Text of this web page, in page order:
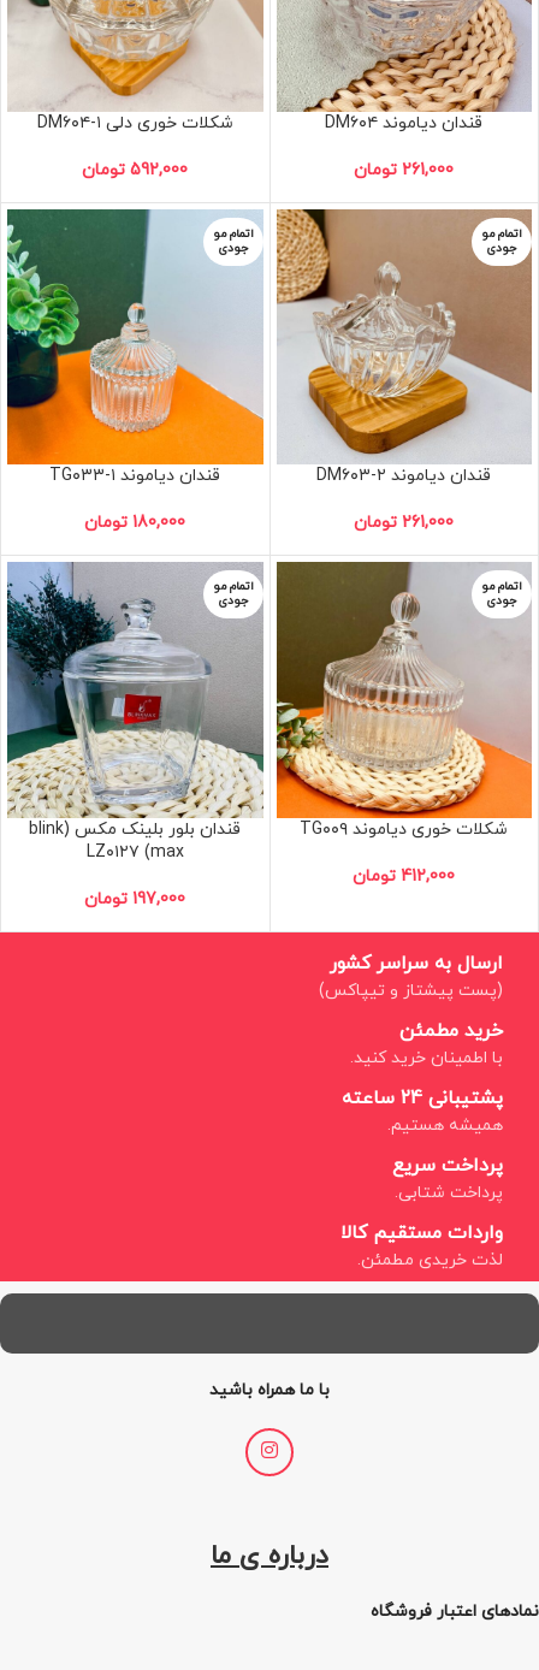
قندان دیاموند DM۶۰۴
261,000 تومان
شکلات خوری دلی DM۶۰۴-۱
592,000 تومان
اتمام مو
جودی
قندان دیاموند DM۶۰۳-۲
261,000 تومان
اتمام مو
جودی
قندان دیاموند TG۰۳۳-۱
180,000 تومان
اتمام مو
جودی
شکلات خوری دیاموند TG۰۰۹
412,000 تومان
اتمام مو
جودی
قندان بلور بلینک مکس (blink
max) LZ۰۱۲۷
197,000 تومان
ارسال به سراسر کشور
(پست پیشتاز و تیپاکس)
خرید مطمئن
با اطمینان خرید کنید.
پشتیبانی 24 ساعته
همیشه هستیم.
پرداخت سریع
پرداخت شتابی.
واردات مستقیم کالا
لذت خریدی مطمئن.
با ما همراه باشید
درباره ی ما
نمادهای اعتبار فروشگاه